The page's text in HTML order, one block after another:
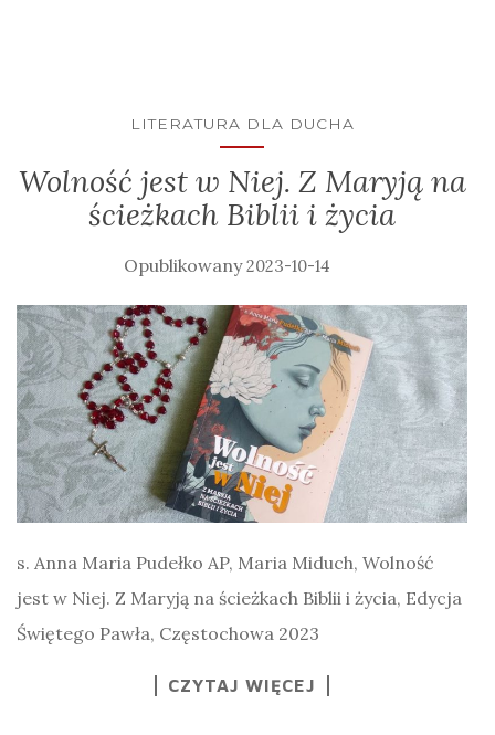
LITERATURA DLA DUCHA
Wolność jest w Niej. Z Maryją na
ścieżkach Biblii i życia
2023-10-14
s. Anna Maria Pudełko AP, Maria Miduch, Wolność
jest w Niej. Z Maryją na ścieżkach Biblii i życia, Edycja
Świętego Pawła, Częstochowa 2023
CZYTAJ WIĘCEJ